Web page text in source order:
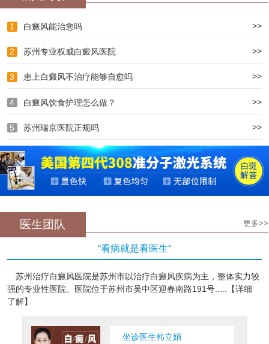
1 白癜风能治愈吗 >>
2 苏州专业权威白癜风医院 >>
3 患上白癜风不治疗能够自愈吗 >>
4 白癜风饮食护理怎么做？ >>
5 苏州瑞京医院正规吗 >>
医生团队 更多>>
“看病就是看医生“
苏州治疗白癜风医院是苏州市以治疗白癜风疾病为主，整体实力较
强的专业性医院。医院位于苏州市吴中区迎春南路191号.....【详细
了解】
坐诊医生韩立娟